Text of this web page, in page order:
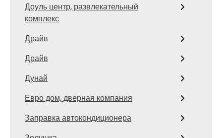
Доуль центр, развлекательный
комплекс
Драйв
Драйв
Дунай
Евро дом, дверная компания
Заправка автокондиционера